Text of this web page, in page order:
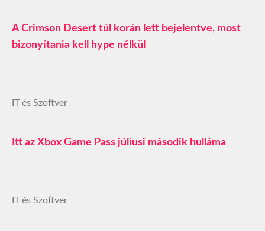
A Crimson Desert túl korán lett bejelentve, most
bizonyítania kell hype nélkül
IT és Szoftver
Itt az Xbox Game Pass júliusi második hulláma
IT és Szoftver